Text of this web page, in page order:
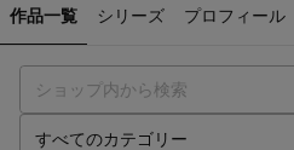
作品一覧 シリーズ プロフィール